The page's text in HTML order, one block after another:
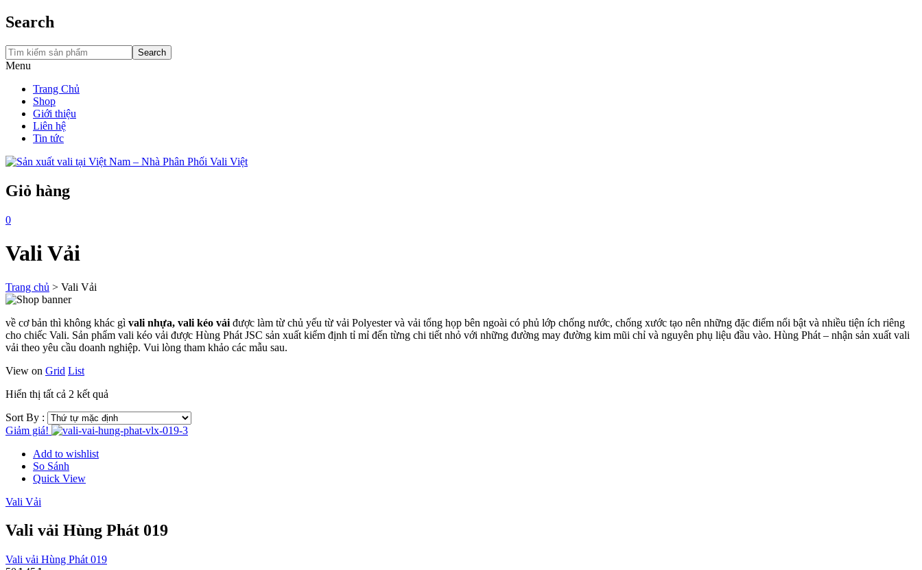
Search
Search
Menu
Trang Chủ
Shop
Giới thiệu
Liên hệ
Tin tức
Giỏ hàng
0
Vali Vải
Trang chủ > Vali Vải
về cơ bản thì không khác gì vali nhựa, vali kéo vải được làm từ chủ yếu từ vải Polyester và vải tổng họp bên ngoài có phủ lớp chống nước, chống xước tạo nên những đặc điểm nổi bật và nhiều tiện ích riêng
cho chiếc Vali. Sản phẩm vali kéo vải được Hùng Phát JSC sản xuất kiểm định tỉ mỉ đến từng chi tiết nhỏ với những đường may đường kim mũi chỉ và nguyên phụ liệu đầu vào. Hùng Phát – nhận sản xuất vali
vải theo yêu cầu doanh nghiệp. Vui lòng tham khảo các mẫu sau.
View on Grid List
Hiển thị tất cả 2 kết quả
Sort By :
Giảm giá!
Add to wishlist
So Sánh
Quick View
Vali Vải
Vali vải Hùng Phát 019
Vali vải Hùng Phát 019